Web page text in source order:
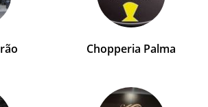
Chopperia Palma